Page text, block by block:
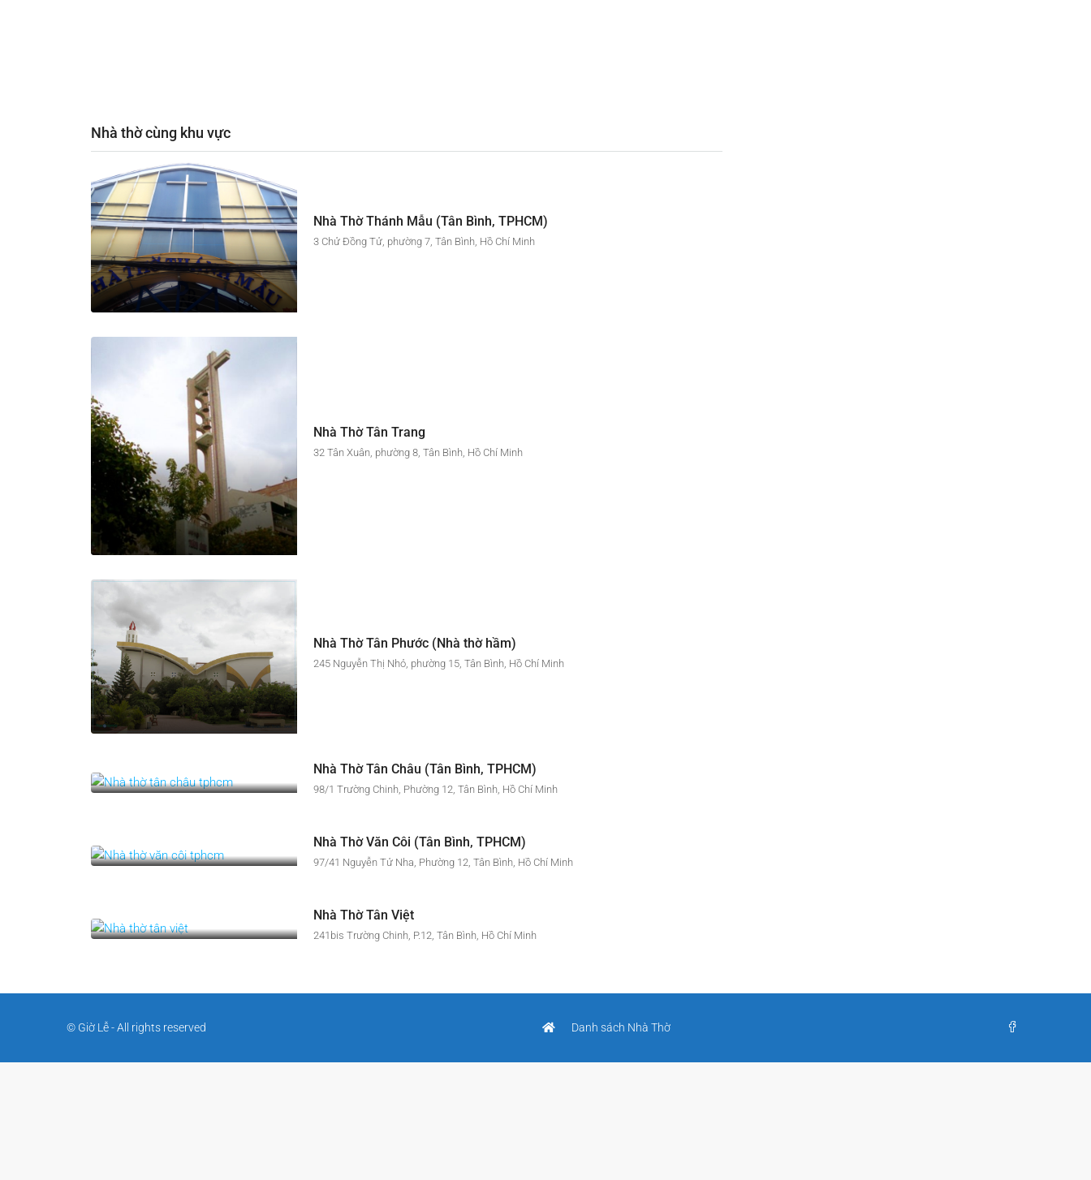
Nhà thờ cùng khu vực
Nhà Thờ Thánh Mẫu (Tân Bình, TPHCM)
3 Chử Đồng Tử, phường 7, Tân Bình, Hồ Chí Minh
Nhà Thờ Tân Trang
32 Tân Xuân, phường 8, Tân Bình, Hồ Chí Minh
Nhà Thờ Tân Phước (Nhà thờ hầm)
245 Nguyễn Thị Nhỏ, phường 15, Tân Bình, Hồ Chí Minh
Nhà Thờ Tân Châu (Tân Bình, TPHCM)
98/1 Trường Chinh, Phường 12, Tân Bình, Hồ Chí Minh
Nhà Thờ Văn Côi (Tân Bình, TPHCM)
97/41 Nguyễn Tử Nha, Phường 12, Tân Bình, Hồ Chí Minh
Nhà Thờ Tân Việt
241bis Trường Chinh, P.12, Tân Bình, Hồ Chí Minh
© Giờ Lễ - All rights reserved Danh sách Nhà Thờ